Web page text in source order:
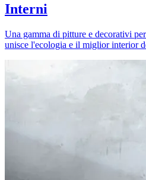
Interni
Una gamma di pitture e decorativi
unisce l'ecologia e il miglior interior